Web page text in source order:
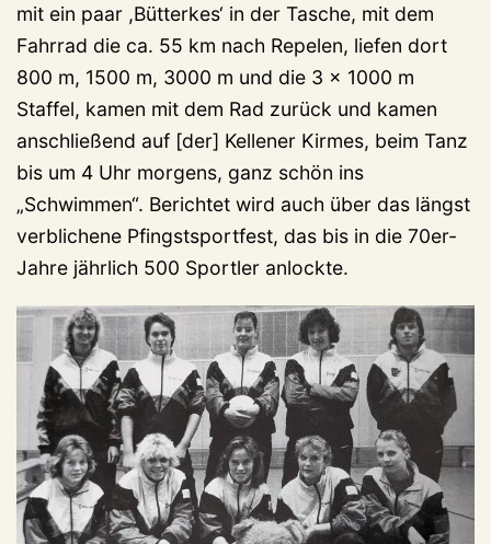
mit ein paar ,Bütterkes‘ in der Tasche, mit dem
Fahrrad die ca. 55 km nach Repelen, liefen dort
800 m, 1500 m, 3000 m und die 3 x 1000 m
Staffel, kamen mit dem Rad zurück und kamen
anschließend auf [der] Kellener Kirmes, beim Tanz
bis um 4 Uhr morgens, ganz schön ins
„Schwimmen“. Berichtet wird auch über das längst
verblichene Pfingstsportfest, das bis in die 70er-
Jahre jährlich 500 Sportler anlockte.